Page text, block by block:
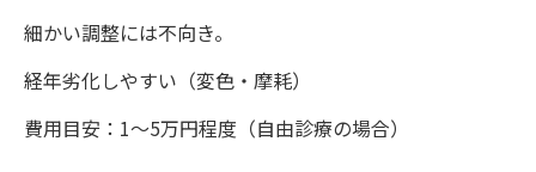
細かい調整には不向き。
経年劣化しやすい（変色・摩耗）
費用目安：1〜5万円程度（自由診療の場合）